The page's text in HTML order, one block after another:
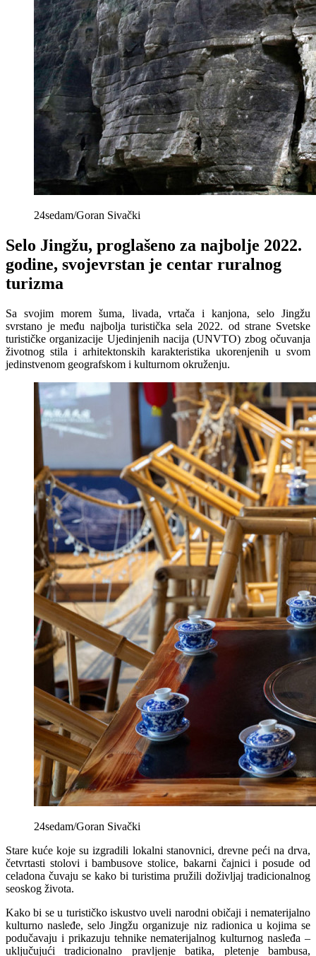
24sedam/Goran Sivački
Selo Jingžu, proglašeno za najbolje 2022.
godine, svojevrstan je centar ruralnog
turizma
Sa svojim morem šuma, livada, vrtača i kanjona, selo Jingžu
svrstano je među najbolja turistička sela 2022. od strane Svetske
turističke organizacije Ujedinjenih nacija (UNVTO) zbog očuvanja
životnog stila i arhitektonskih karakteristika ukorenjenih u svom
jedinstvenom geografskom i kulturnom okruženju.
24sedam/Goran Sivački
Stare kuće koje su izgradili lokalni stanovnici, drevne peći na drva,
četvrtasti stolovi i bambusove stolice, bakarni čajnici i posude od
celadona čuvaju se kako bi turistima pružili doživljaj tradicionalnog
seoskog života.
Kako bi se u turističko iskustvo uveli narodni običaji i nematerijalno
kulturno nasleđe, selo Jingžu organizuje niz radionica u kojima se
podučavaju i prikazuju tehnike nematerijalnog kulturnog nasleđa –
uključujući tradicionalno pravljenje batika, pletenje bambusa,